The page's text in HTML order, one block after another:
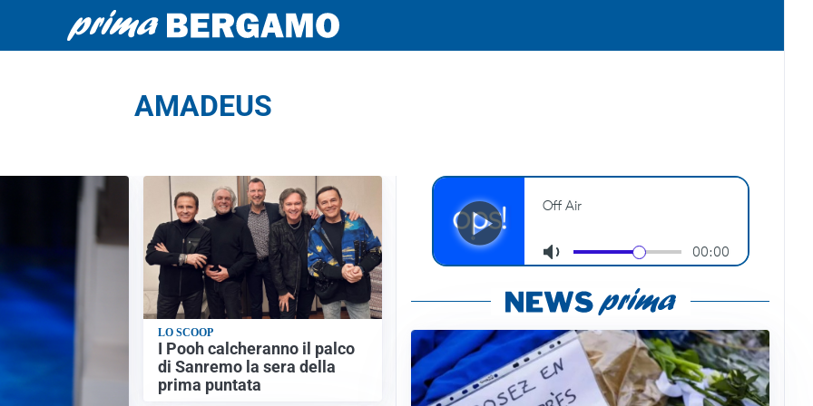
AMADEUS
LO SCOOP
I Pooh calcheranno il palco
di Sanremo la sera della
prima puntata